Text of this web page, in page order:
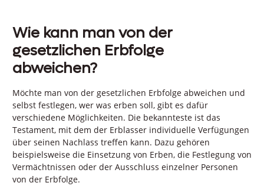
Wie kann man von der
gesetzlichen Erbfolge
abweichen?
Möchte man von der gesetzlichen Erbfolge abweichen und
selbst festlegen, wer was erben soll, gibt es dafür
verschiedene Möglichkeiten. Die bekannteste ist das
Testament, mit dem der Erblasser individuelle Verfügungen
über seinen Nachlass treffen kann. Dazu gehören
beispielsweise die Einsetzung von Erben, die Festlegung von
Vermächtnissen oder der Ausschluss einzelner Personen
von der Erbfolge.